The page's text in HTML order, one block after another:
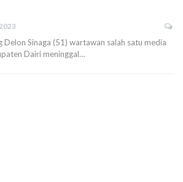
Delon Sinaga (51) wartawan salah satu media
Dairi meninggal…